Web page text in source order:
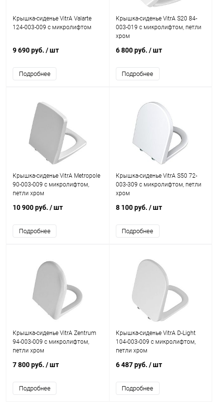
Крышка-сиденье VitrA Valarte
124-003-009 с микролифтом
9 690 руб. / шт
Подробнее
Крышка-сиденье VitrA S20 84-
003-019 с микролифтом, петли
хром
6 800 руб. / шт
Подробнее
Крышка-сиденье VitrA Metropole
90-003-009 с микролифтом,
петли хром
10 900 руб. / шт
Подробнее
Крышка-сиденье VitrA S50 72-
003-309 с микролифтом, петли
хром
8 100 руб. / шт
Подробнее
Крышка-сиденье VitrA Zentrum
94-003-009 с микролифтом,
петли хром
7 800 руб. / шт
Подробнее
Крышка-сиденье VitrA D-Light
104-003-009 с микролифтом,
петли хром
6 487 руб. / шт
Подробнее